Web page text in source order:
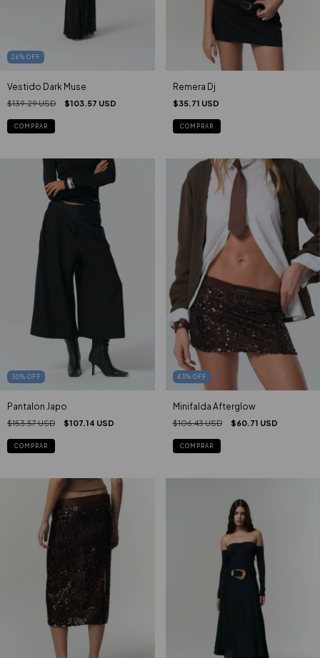
26% OFF
Vestido Dark Muse
$139.29 USD $103.57 USD
COMPRAR
Remera Dj
$35.71 USD
COMPRAR
30% OFF
Pantalon Japo
$153.57 USD $107.14 USD
COMPRAR
43% OFF
Minifalda Afterglow
$106.43 USD $60.71 USD
COMPRAR